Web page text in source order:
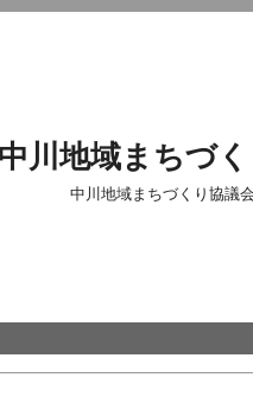
中川地域まちづ
中川地域まちづくり協議